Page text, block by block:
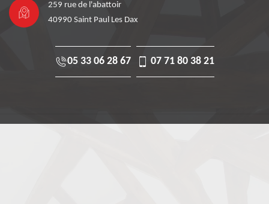
259 rue de l'abattoir
40990 Saint Paul Les Dax
05 33 06 28 67 07 71 80 38 21